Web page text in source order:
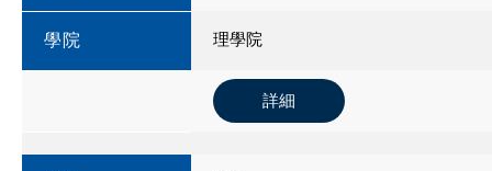
學院 理學院
詳細